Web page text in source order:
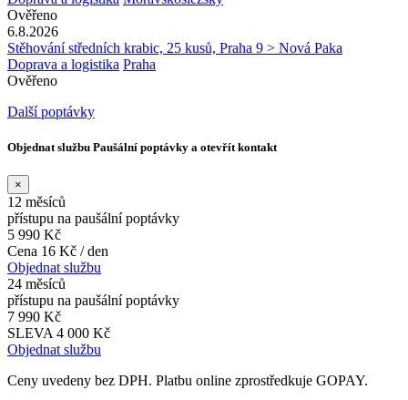
Ověřeno
6.8.2026
Stěhování středních krabic, 25 kusů, Praha 9 > Nová Paka
Doprava a logistika Praha
Ověřeno
Další poptávky
Objednat službu Paušální poptávky a otevřít kontakt
×
12 měsíců
přístupu na paušální poptávky
5 990 Kč
Cena 16 Kč / den
Objednat službu
24 měsíců
přístupu na paušální poptávky
7 990 Kč
SLEVA 4 000 Kč
Objednat službu
Ceny uvedeny bez DPH. Platbu online zprostředkuje GOPAY.